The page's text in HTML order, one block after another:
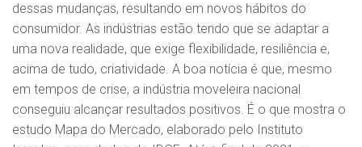
dessas mudanças, resultando em novos hábitos do
consumidor. As indústrias estão tendo que se adaptar a
uma nova realidade, que exige flexibilidade, resiliência e,
acima de tudo, criatividade. A boa notícia é que, mesmo
em tempos de crise, a indústria moveleira nacional
conseguiu alcançar resultados positivos. É o que mostra o
estudo Mapa do Mercado, elaborado pelo Instituto